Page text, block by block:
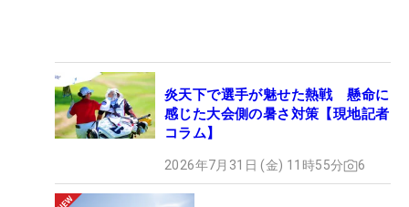
炎天下で選手が魅せた熱戦 懸命に
感じた大会側の暑さ対策【現地記者
コラム】
2026年7月31日 (金) 11時55分 6